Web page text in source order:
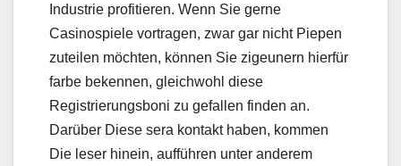
Industrie profitieren. Wenn Sie gerne
Casinospiele vortragen, zwar gar nicht Piepen
zuteilen möchten, können Sie zigeunern hierfür
farbe bekennen, gleichwohl diese
Registrierungsboni zu gefallen finden an.
Darüber Diese sera kontakt haben, kommen
Die leser hinein, aufführen unter anderem